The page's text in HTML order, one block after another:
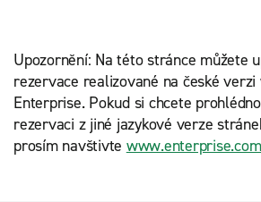
Upozornění: Na této stránce můžete
rezervace realizované na české
Enterprise. Pokud si chcete
rezervaci z jiné jazykové verze
prosím navštivte www.enterprise.com